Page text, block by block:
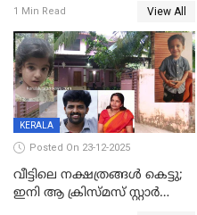
നടപടി;സ്ഥാപനങ്ങൾക്കെതിരെ
രണ്ട് കേസുകൾ
1 Min Read View All
KERALA
Posted On 23-12-2025
വീട്ടിലെ നക്ഷത്രങ്ങൾ കെട്ടു;
ഇനി ആ ക്രിസ്മസ് സ്റ്റാർ